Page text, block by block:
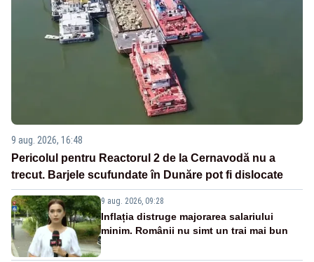
9 aug. 2026, 16:48
Pericolul pentru Reactorul 2 de la Cernavodă nu a
trecut. Barjele scufundate în Dunăre pot fi dislocate
9 aug. 2026, 09:28
Inflația distruge majorarea salariului
minim. Românii nu simt un trai mai bun